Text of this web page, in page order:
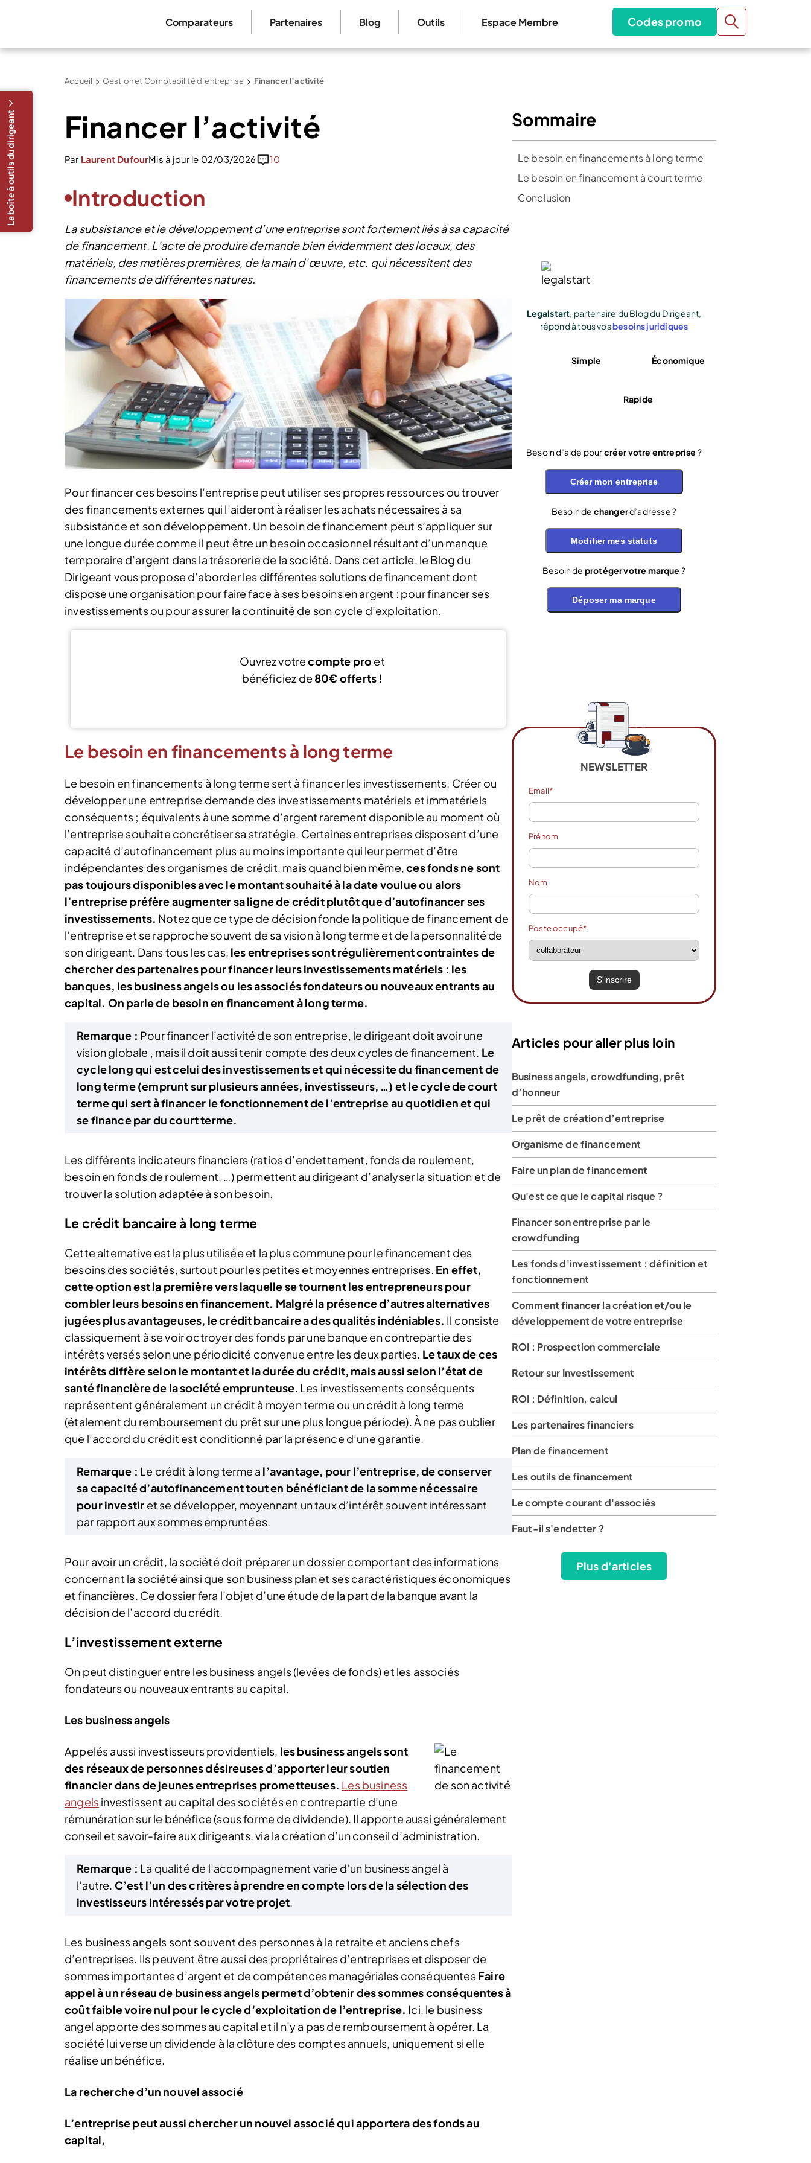
Comparateurs Partenaires Blog Outils Espace Membre Codes promo
Accueil Gestion et Comptabilité d’entreprise Financer l’activité
Financer l’activité
Par Laurent DufourMis à jour le 02/03/2026 10
Introduction
La subsistance et le développement d’une entreprise sont fortement liés à sa capacité
de financement. L’acte de produire demande bien évidemment des locaux, des
matériels, des matières premières, de la main d’œuvre, etc. qui nécessitent des
financements de différentes natures.
La boîte à outils du dirigeant
Pour financer ces besoins l’entreprise peut utiliser ses propres ressources ou trouver
des financements externes qui l’aideront à réaliser les achats nécessaires à sa
subsistance et son développement. Un besoin de financement peut s’appliquer sur
une longue durée comme il peut être un besoin occasionnel résultant d’un manque
temporaire d’argent dans la trésorerie de la société. Dans cet article, le Blog du
Dirigeant vous propose d’aborder les différentes solutions de financement dont
dispose une organisation pour faire face à ses besoins en argent : pour financer ses
investissements ou pour assurer la continuité de son cycle d’exploitation.
Ouvrez votrecompte pro et
bénéficiez de 80€ offerts !
Le besoin en financements à long terme
Le besoin en financements à long terme sert à financer les investissements. Créer ou
développer une entreprise demande des investissements matériels et immatériels
conséquents ; équivalents à une somme d’argent rarement disponible au moment où
l’entreprise souhaite concrétiser sa stratégie. Certaines entreprises disposent d’une
capacité d’autofinancement plus au moins importante qui leur permet d’être
indépendantes des organismes de crédit, mais quand bien même,ces fonds ne sont
pas toujours disponibles avec le montant souhaité à la date voulue ou alors
l’entreprise préfère augmenter sa ligne de crédit plutôt que d’autofinancer ses
investissements. Notez que ce type de décision fonde la politique de financement de
l’entreprise et se rapproche souvent de sa vision à long terme et de la personnalité de
son dirigeant. Dans tous les cas, les entreprises sont régulièrement contraintes de
chercher des partenaires pour financer leurs investissements matériels : les
banques, les business angels ou les associés fondateurs ou nouveaux entrants au
capital. On parle de besoin en financement à long terme.
Remarque : Pour financer l’activité de son entreprise, le dirigeant doit avoir une
vision globale , mais il doit aussi tenir compte des deux cycles de financement. Le
cycle long qui est celui des investissements et qui nécessite du financement de
long terme (emprunt sur plusieurs années, investisseurs, …) et le cycle de court
terme qui sert à financer le fonctionnement de l’entreprise au quotidien et qui
se finance par du court terme.
Les différents indicateurs financiers (ratios d’endettement, fonds de roulement,
besoin en fonds de roulement, …) permettent au dirigeant d’analyser la situation et de
trouver la solution adaptée à son besoin.
Le crédit bancaire à long terme
Cette alternative est la plus utilisée et la plus commune pour le financement des
besoins des sociétés, surtout pour les petites et moyennes entreprises. En effet,
cette option est la première vers laquelle se tournent les entrepreneurs pour
combler leurs besoins en financement. Malgré la présence d’autres alternatives
jugées plus avantageuses, le crédit bancaire a des qualités indéniables. Il consiste
classiquement à se voir octroyer des fonds par une banque en contrepartie des
intérêts versés selon une périodicité convenue entre les deux parties. Le taux de ces
intérêts diffère selon le montant et la durée du crédit, mais aussi selon l’état de
santé financière de la société emprunteuse. Les investissements conséquents
représentent généralement un crédit à moyen terme ou un crédit à long terme
(étalement du remboursement du prêt sur une plus longue période). À ne pas oublier
que l’accord du crédit est conditionné par la présence d’une garantie.
Remarque : Le crédit à long terme a l’avantage, pour l’entreprise, de conserver
sa capacité d’autofinancement tout en bénéficiant de la somme nécessaire
pour investir et se développer, moyennant un taux d’intérêt souvent intéressant
par rapport aux sommes empruntées.
Pour avoir un crédit, la société doit préparer un dossier comportant des informations
concernant la société ainsi que son business plan et ses caractéristiques économiques
et financières. Ce dossier fera l’objet d’une étude de la part de la banque avant la
décision de l’accord du crédit.
L’investissement externe
On peut distinguer entre les business angels (levées de fonds) et les associés
fondateurs ou nouveaux entrants au capital.
Les business angels
Appelés aussi investisseurs providentiels, les business angels sont
des réseaux de personnes désireuses d’apporter leur soutien
financier dans de jeunes entreprises prometteuses. Les business
angelsinvestissent au capital des sociétés en contrepartie d’une
rémunération sur le bénéfice (sous forme de dividende). Il apporte aussi généralement
conseil et savoir-faire aux dirigeants, via la création d’un conseil d’administration.
Remarque : La qualité de l’accompagnement varie d’un business angel à
l’autre. C’est l’un des critères à prendre en compte lors de la sélection des
investisseurs intéressés par votre projet.
Les business angels sont souvent des personnes à la retraite et anciens chefs
d’entreprises. Ils peuvent être aussi des propriétaires d’entreprises et disposer de
sommes importantes d’argent et de compétences managériales conséquentesFaire
appel à un réseau de business angels permet d’obtenir des sommes conséquentes à
coût faible voire nul pour le cycle d’exploitation de l’entreprise. Ici, le business
angel apporte des sommes au capital et il n’y a pas de remboursement à opérer. La
société lui verse un dividende à la clôture des comptes annuels, uniquement si elle
réalise un bénéfice.
La recherche d’un nouvel associé
L’entreprise peut aussi chercher un nouvel associé qui apportera des fonds au
capital,
Sommaire
Le besoin en financements à long terme
Le besoin en financement à court terme
Conclusion
Legalstart, partenaire du Blog du Dirigeant,
répond à tous vosbesoins juridiques
Simple Économique
Rapide
Besoin d’aide pourcréer votre entreprise ?
Créer mon entreprise
Besoin de changerd’adresse ?
Modifier mes statuts
Besoin de protéger votre marque ?
Déposer ma marque
NEWSLETTER
Email*
Prénom
Nom
Poste occupé*
Articles pour aller plus loin
Business angels, crowdfunding, prêt
d’honneur
Le prêt de création d’entreprise
Organisme de financement
Faire un plan de financement
Qu'est ce que le capital risque ?
Financer son entreprise par le
crowdfunding
Les fonds d'investissement : définition et
fonctionnement
Comment financer la création et/ou le
développement de votre entreprise
ROI : Prospection commerciale
Retour sur Investissement
ROI : Définition, calcul
Les partenaires financiers
Plan de financement
Les outils de financement
Le compte courant d'associés
Faut-il s'endetter ?
Plus d'articles